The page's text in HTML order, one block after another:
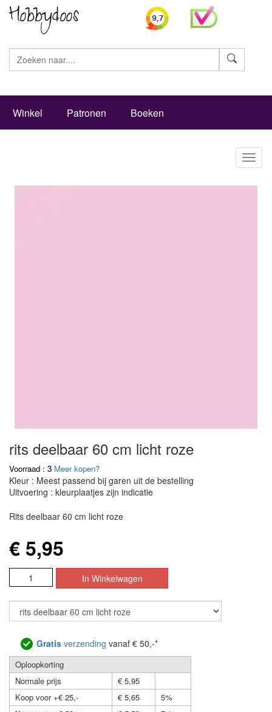
Winkel Patronen Boeken
rits deelbaar 60 cm licht roze
Voorraad : 3 Meer kopen?
Kleur : Meest passend bij garen uit de bestelling
Uitvoering : kleurplaatjes zijn indicatie
Rits deelbaar 60 cm licht roze
€ 5,95
Gratis verzending vanaf € 50,-*
Oploopkorting
Normale prijs
€ 5,95
Koop voor +€ 25,-
€ 5,65
5%